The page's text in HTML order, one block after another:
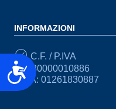
Accessibilità
INFORMAZIONI
C.F. / P.IVA
CF: 80000010886
P.IVA: 01261830887